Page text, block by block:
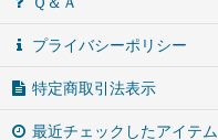
プライバシーポリシー
特定商取引法表示
最近チェックしたアイテム